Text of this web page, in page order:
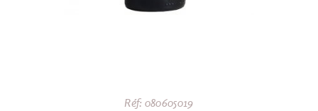
Réf: 080605019